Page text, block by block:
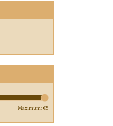
Maximum: €5